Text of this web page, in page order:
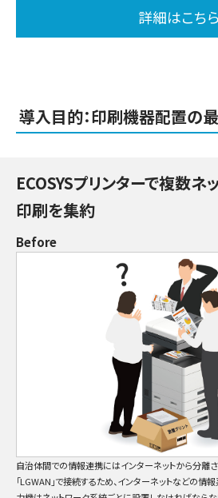
詳細はこちら
導入目的：印刷機器配置の
ECOSYSプリンターで複数ネ
印刷を集約
Before
自治体間での情報連携にはインターネットから分離
「LGWAN」で接続するため、インターネットなどの情